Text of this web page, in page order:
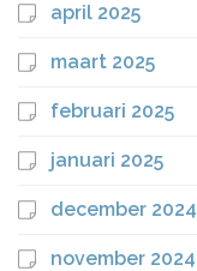
april 2025
maart 2025
februari 2025
januari 2025
december 2024
november 2024